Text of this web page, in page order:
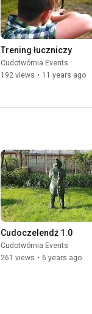
Trening łuczniczy
Cudotwórnia Events
192 views • 11 years ago
Cudoczelendż 1.0
Cudotwórnia Events
261 views • 6 years ago